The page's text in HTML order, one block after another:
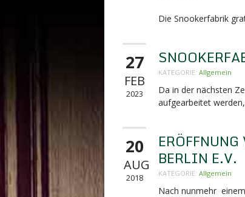
Die Snookerfabrik
27
FEB
2023
KATEGORIE: Allgemein
Da in der nächsten
aufgearbeitet
20
AUG
2018
BERLIN E.V.
KATEGORIE: Allgemein
Nach nunmehr